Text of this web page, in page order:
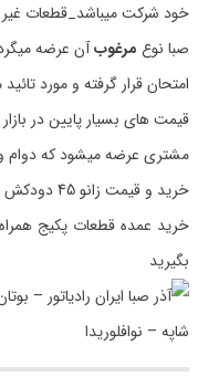
خود شرکت میباشد_قطعات غیر
صبا نوع مرغوبآن عرضه
امتحان قرار گرفته و مورد
قیمت های بسیار پایین در
مشتری عرضه میشود که دوام و
خرید و قیمت زانو 45 دودکش گالوانیزه قطر 6
خرید عمده قطعات پکیج
بگیرید